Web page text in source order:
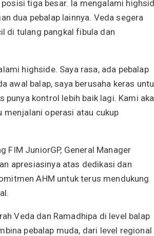
tiga besar. Ia mengalami
dua pebalap lainnya. Veda segera
di tulang pangkal fibula dan
highside. Saya rasa, ada pebalap
awal balap, saya berusaha keras
punya kontrol lebih baik lagi. Kami
menjalani operasi atau cukup
FIM JuniorGP, General Manager
apresiasinya atas dedikasi dan
AHM untuk terus mendukung
Veda dan Ramadhipa di level balap
pebalap muda, dari level regional